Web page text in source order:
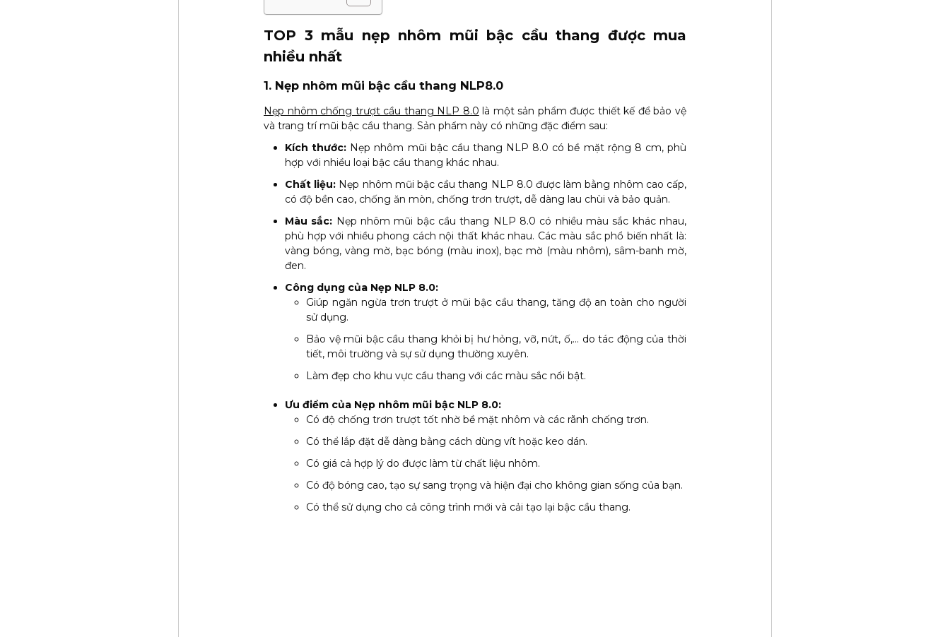
TOP 3 mẫu nẹp nhôm mũi bậc cầu thang được mua
nhiều nhất
1. Nẹp nhôm mũi bậc cầu thang NLP8.0
Nẹp nhôm chống trượt cầu thang NLP 8.0 là một sản phẩm được thiết kế để bảo vệ
và trang trí mũi bậc cầu thang. Sản phẩm này có những đặc điểm sau:
Kích thước: Nẹp nhôm mũi bậc cầu thang NLP 8.0 có bề mặt rộng 8 cm, phù
hợp với nhiều loại bậc cầu thang khác nhau.
Chất liệu: Nẹp nhôm mũi bậc cầu thang NLP 8.0 được làm bằng nhôm cao cấp,
có độ bền cao, chống ăn mòn, chống trơn trượt, dễ dàng lau chùi và bảo quản.
Màu sắc: Nẹp nhôm mũi bậc cầu thang NLP 8.0 có nhiều màu sắc khác nhau,
phù hợp với nhiều phong cách nội thất khác nhau. Các màu sắc phổ biến nhất là:
vàng bóng, vàng mờ, bạc bóng (màu inox), bạc mờ (màu nhôm), sâm-banh mờ,
đen.
Công dụng của Nẹp NLP 8.0:
Giúp ngăn ngừa trơn trượt ở mũi bậc cầu thang, tăng độ an toàn cho người
sử dụng.
Bảo vệ mũi bậc cầu thang khỏi bị hư hỏng, vỡ, nứt, ố,… do tác động của thời
tiết, môi trường và sự sử dụng thường xuyên.
Làm đẹp cho khu vực cầu thang với các màu sắc nổi bật.
Ưu điểm của Nẹp nhôm mũi bậc NLP 8.0:
Có độ chống trơn trượt tốt nhờ bề mặt nhôm và các rãnh chống trơn.
Có thể lắp đặt dễ dàng bằng cách dùng vít hoặc keo dán.
Có giá cả hợp lý do được làm từ chất liệu nhôm.
Có độ bóng cao, tạo sự sang trọng và hiện đại cho không gian sống của bạn.
Có thể sử dụng cho cả công trình mới và cải tạo lại bậc cầu thang.